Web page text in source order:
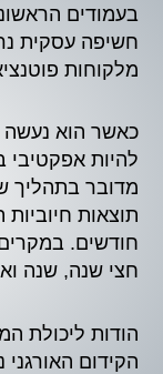
בעמודים
חשיפה עסקית
מלקוחות
כאשר הוא נעשה
להיות אפקטיבי
מדובר בתהליך
תוצאות
חודשים.
חצי שנה, שנה
הודות ליכולת
הקידום